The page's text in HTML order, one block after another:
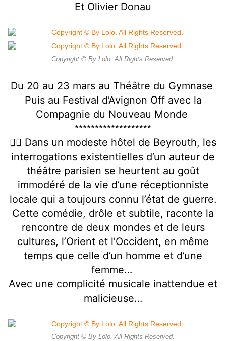
Et Olivier Donau
Copyright © By Lolo. All Rights Reserved.
Du 20 au 23 mars au Théâtre du Gymnase
Puis au Festival d’Avignon Off avec la
Compagnie du Nouveau Monde
*******************
👉🏻 Dans un modeste hôtel de Beyrouth, les
interrogations existentielles d’un auteur de
théâtre parisien se heurtent au goût
immodéré de la vie d’une réceptionniste
locale qui a toujours connu l’état de guerre.
Cette comédie, drôle et subtile, raconte la
rencontre de deux mondes et de leurs
cultures, l’Orient et l’Occident, en même
temps que celle d’un homme et d’une
femme…
Avec une complicité musicale inattendue et
malicieuse…
Copyright © By Lolo. All Rights Reserved.